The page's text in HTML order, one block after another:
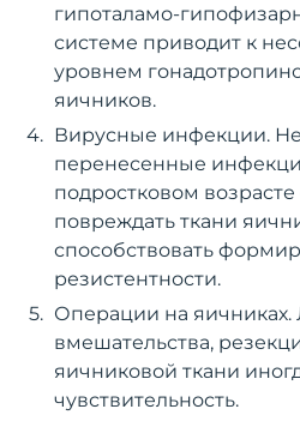
гипоталамо-
системе приводит к
уровнем
яичников.
Вирусные инфекции.
перенесенные
подростковом
повреждать ткани
способствовать
резистентности.
Операции на яичниках.
вмешательства,
яичниковой ткани
чувствительность.